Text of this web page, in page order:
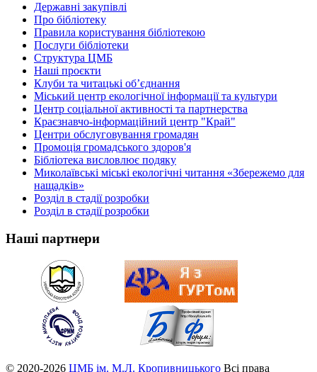
Державні закупівлі
Про бібліотеку
Правила користування бібліотекою
Послуги бібліотеки
Структура ЦМБ
Наші проєкти
Клуби та читацькі об’єднання
Міський центр екологічної інформації та культури
Центр соціальної активності та партнерства
Краєзнавчо-інформаційний центр "Край"
Центри обслуговування громадян
Промоція громадського здоров'я
Бібліотека висловлює подяку
Миколаївські міські екологічні читання «Збережемо для
нащадків»
Розділ в стадії розробки
Розділ в стадії розробки
Наші партнери
© 2020-2026 ЦМБ ім. М.Л. Кропивницького Всі права